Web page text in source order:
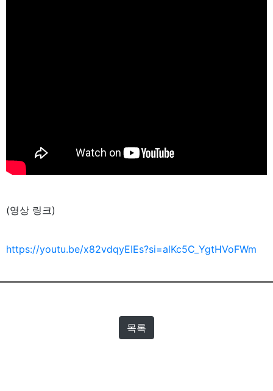
(영상 링크)
https://youtu.be/x82vdqyEIEs?si=alKc5C_YgtHVoFWm
목록